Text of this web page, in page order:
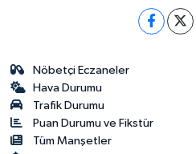
Nöbetçi Eczaneler
Hava Durumu
Trafik Durumu
Puan Durumu ve Fikstür
Tüm Manşetler